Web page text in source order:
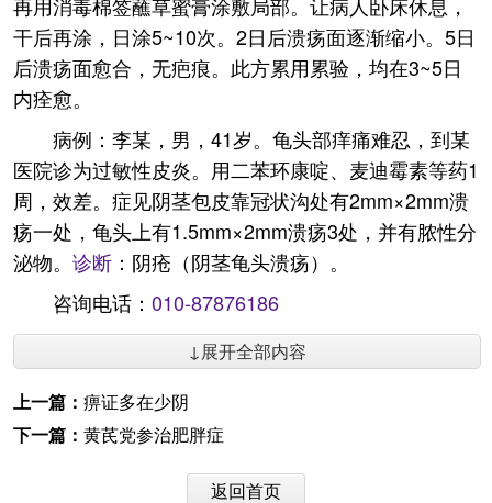
干后再涂，日涂5~10次。2日后溃疡面逐渐缩小。5日
后溃疡面愈合，无疤痕。此方累用累验，均在3~5日
内痊愈。
病例：李某，男，41岁。龟头部痒痛难忍，到某
医院诊为过敏性皮炎。用二苯环康啶、麦迪霉素等药1
周，效差。症见阴茎包皮靠冠状沟处有2mm×2mm溃
疡一处，龟头上有1.5mm×2mm溃疡3处，并有脓性分
泌物。 诊断 ：阴疮（阴茎龟头溃疡）。
咨询电话： 010-87876186
↓展开全部内容
上一篇： 痹证多在少阴
下一篇： 黄芪党参治肥胖症
返回首页